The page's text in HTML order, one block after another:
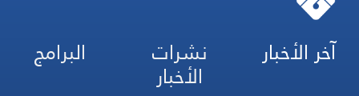
آخر الأخبار نشرات
الأخبار
البرامج